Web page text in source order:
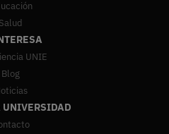
Salud
UNIE
Blog
UNIVERSIDAD